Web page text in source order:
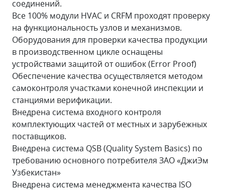
соединений.
Все 100% модули HVAC и CRFM проходят проверку
на функциональность узлов и механизмов.
Оборудования для проверки качества продукции
в производственном цикле оснащены
устройствами защитой от ошибок (Error Proof)
Обеспечение качества осуществляется методом
самоконтроля участками конечной инспекции и
станциями верификации.
Внедрена система входного контроля
комплектующих частей от местных и зарубежных
поставщиков.
Внедрена система QSB (Quality System Basics) по
требованию основного потребителя ЗАО «ДжиЭм
Узбекистан»
Внедрена система менеджмента качества ISO